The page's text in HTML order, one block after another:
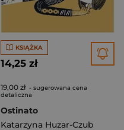
KSIĄŻKA
14,25 zł
19,00 zł - sugerowana cena
detaliczna
Ostinato
Katarzyna Huzar-Czub